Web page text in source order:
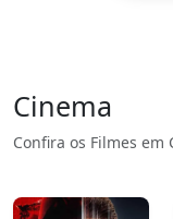
Cinema
Confira os Filmes em